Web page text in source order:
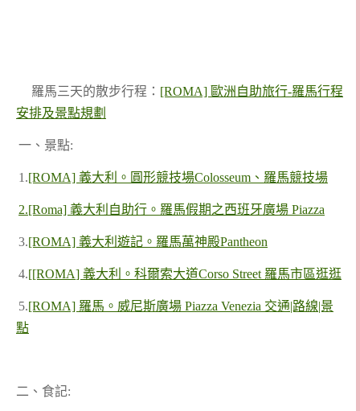
羅馬三天的散步行程： [ROMA] 歐洲自助旅行-羅馬行程
安排及景點規劃
一、景點:
1.[ROMA] 義大利。圓形競技場Colosseum、羅馬競技場
2.[Roma] 義大利自助行。羅馬假期之西班牙廣場 Piazza
3.[ROMA] 義大利遊記。羅馬萬神殿Pantheon
4.[[ROMA] 義大利。科爾索大道Corso Street 羅馬市區逛逛
5.[ROMA] 羅馬。威尼斯廣場 Piazza Venezia 交通|路線|景
點
二、食記: